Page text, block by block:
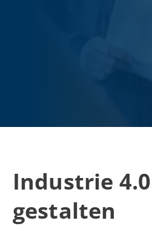
Industrie
gestalten